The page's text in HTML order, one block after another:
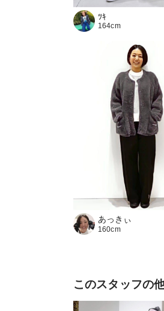
ﾂｷ
164cm
あっきぃ
160cm
このスタッフの